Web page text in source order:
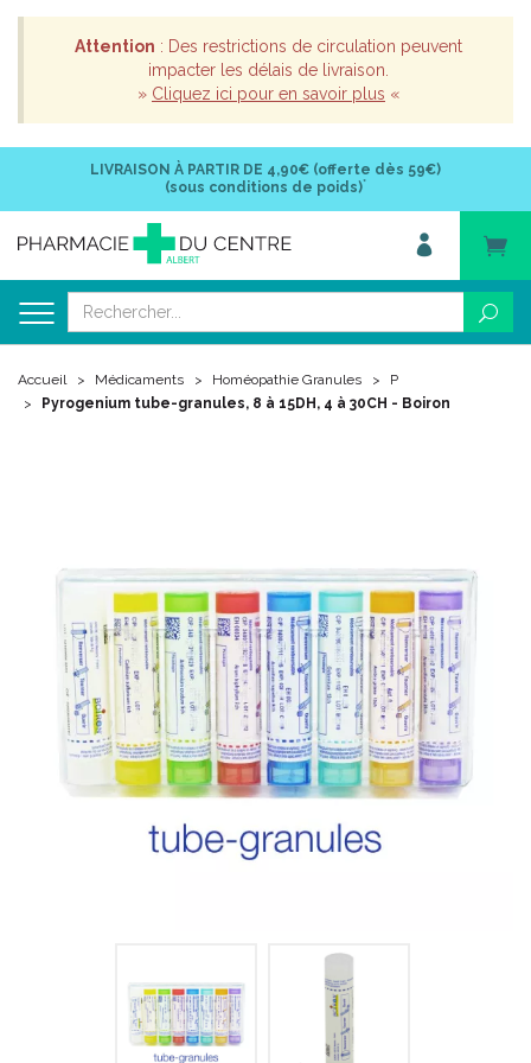
Attention : Des restrictions de circulation peuvent
impacter les délais de livraison.
» Cliquez ici pour en savoir plus «
LIVRAISON À PARTIR DE 4,90€ (offerte dès 59€)
(sous conditions de poids)*
Accueil Médicaments Homéopathie Granules
P
Pyrogenium tube-granules, 8 à 15DH, 4 à 30CH - Boiron